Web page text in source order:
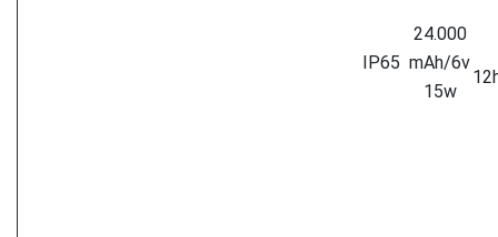
IP65
24.000
mAh/6v
15w